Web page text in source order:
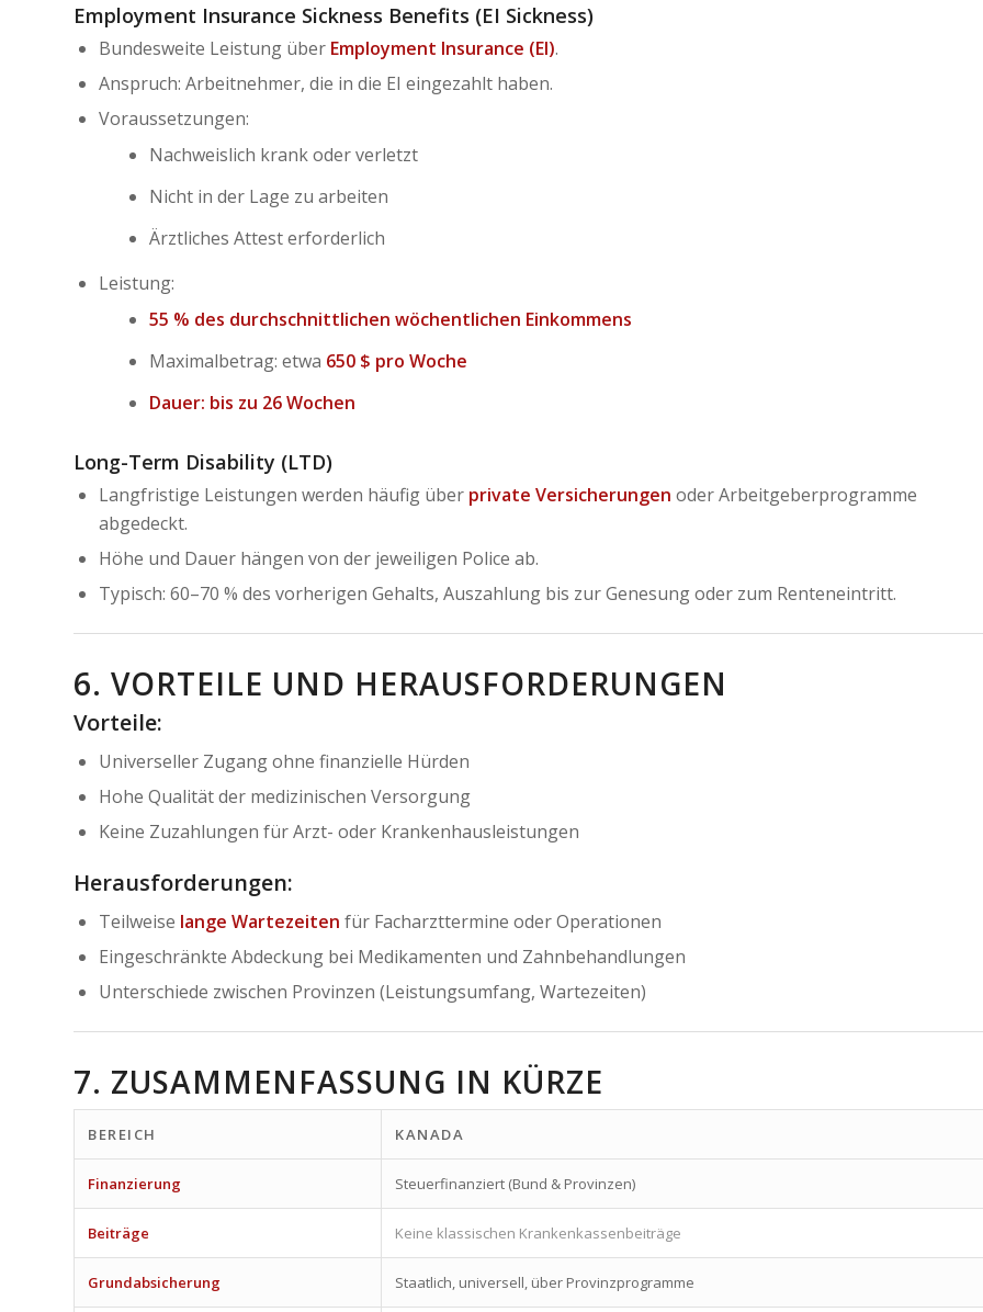
Employment Insurance Sickness Benefits (EI Sickness)
Bundesweite Leistung über Employment Insurance (EI).
Anspruch: Arbeitnehmer, die in die EI eingezahlt haben.
Voraussetzungen:
Nachweislich krank oder verletzt
Nicht in der Lage zu arbeiten
Ärztliches Attest erforderlich
Leistung:
55 % des durchschnittlichen wöchentlichen Einkommens
Maximalbetrag: etwa 650 $ pro Woche
Dauer: bis zu 26 Wochen
Long-Term Disability (LTD)
Langfristige Leistungen werden häufig über private Versicherungen oder Arbeitgeberprogramme
abgedeckt.
Höhe und Dauer hängen von der jeweiligen Police ab.
Typisch: 60–70 % des vorherigen Gehalts, Auszahlung bis zur Genesung oder zum Renteneintritt.
6. VORTEILE UND HERAUSFORDERUNGEN
Vorteile:
Universeller Zugang ohne finanzielle Hürden
Hohe Qualität der medizinischen Versorgung
Keine Zuzahlungen für Arzt- oder Krankenhausleistungen
Herausforderungen:
Teilweise lange Wartezeiten für Facharzttermine oder Operationen
Eingeschränkte Abdeckung bei Medikamenten und Zahnbehandlungen
Unterschiede zwischen Provinzen (Leistungsumfang, Wartezeiten)
7. ZUSAMMENFASSUNG IN KÜRZE
BEREICH KANADA
Finanzierung Steuerfinanziert (Bund & Provinzen)
Beiträge Keine klassischen Krankenkassenbeiträge
Grundabsicherung Staatlich, universell, über Provinzprogramme